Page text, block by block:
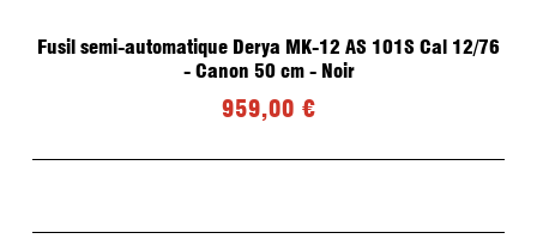
Fusil semi-automatique Derya MK-12 AS 101S Cal 12/76
- Canon 50 cm - Noir
959,00 €